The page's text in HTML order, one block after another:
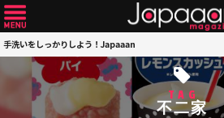
手洗いをしっかりしよう！Japaaan
TAG
不二家